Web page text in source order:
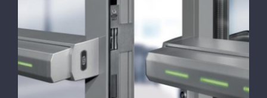
Aplicaciones de las barras antipánico